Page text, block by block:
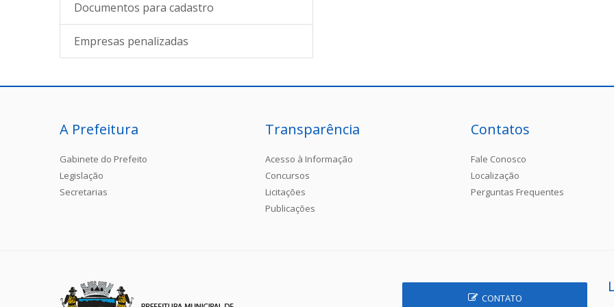
Documentos para cadastro
Empresas penalizadas
A Prefeitura
Gabinete do Prefeito
Legislação
Secretarias
Transparência
Acesso à Informação
Concursos
Licitações
Publicações
Contatos
Fale Conosco
Localização
Perguntas Frequentes
CONTATO